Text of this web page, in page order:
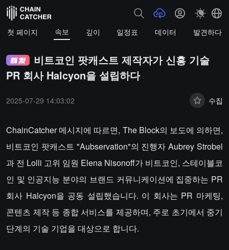
첫 페이지 속보 깊이 일정표 데이터 발견하다
비트코인 팟캐스트 제작자가 신흥 기술
PR 회사 Halcyon을 설립하다
2025-07-29 14:03:02 수집
ChainCatcher 메시지에 따르면, The Block의 보도에 의하면,
비트코인 팟캐스트 "Aubservation"의 진행자 Aubrey Strobel
과 전 Lolli 고위 임원 Elena Nisonoff가 비트코인, 스테이블코
인 및 인공지능 분야의 브랜드 커뮤니케이션에 집중하는 PR
회사 Halcyon을 공동 설립했습니다. 이 회사는 PR 마케팅,
콘텐츠 제작 등 종합 서비스를 제공하며, 주로 초기에서 중기
단계의 기술 기업을 대상으로 합니다.